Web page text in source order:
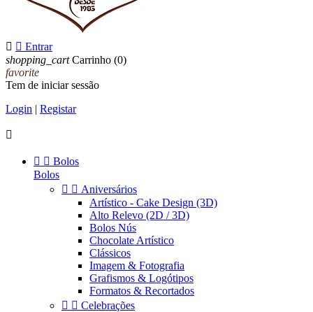
  Entrar
shopping_cart Carrinho (0)
favorite
Tem de iniciar sessão
Login | Registar

  Bolos
Bolos
  Aniversários
Artístico - Cake Design (3D)
Alto Relevo (2D / 3D)
Bolos Nús
Chocolate Artístico
Clássicos
Imagem & Fotografia
Grafismos & Logótipos
Formatos & Recortados
  Celebrações